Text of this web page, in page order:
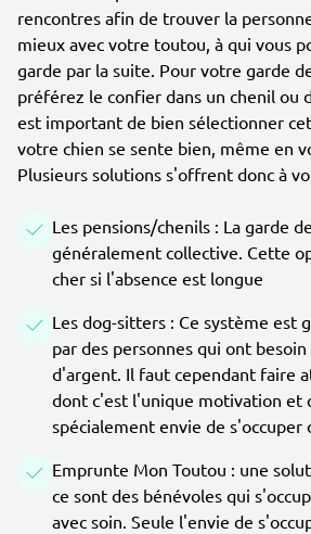
rencontres afin de trouver la
mieux avec votre toutou, à qui vous
garde par la suite. Pour votre garde
préférez le confier dans un chenil ou
est important de bien sélectionner
votre chien se sente bien, même en
Plusieurs solutions s'offrent donc à
Les pensions/chenils : La garde
généralement collective. Cette
cher si l'absence est longue
Les dog-sitters : Ce système est
par des personnes qui ont
d'argent. Il faut cependant faire
dont c'est l'unique motivation et
spécialement envie de s'occuper
Emprunte Mon Toutou : une
ce sont des bénévoles qui
avec soin. Seule l'envie de